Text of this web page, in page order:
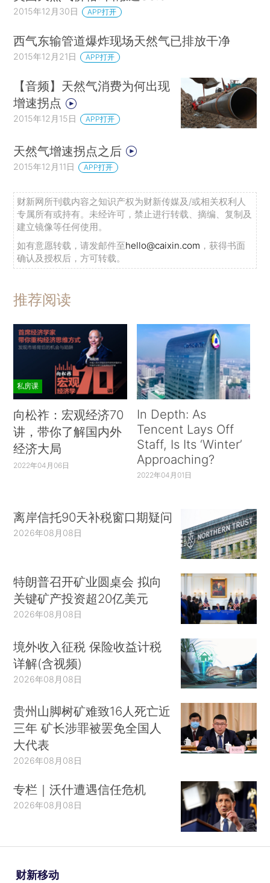
2015年12月30日 APP打开
西气东输管道爆炸现场天然气已排放干净
2015年12月21日 APP打开
【音频】天然气消费为何出现
增速拐点
2015年12月15日 APP打开
天然气增速拐点之后
2015年12月11日 APP打开
财新网所刊载内容之知识产权为财新传媒及/或相关权利人
专属所有或持有。未经许可，禁止进行转载、摘编、复制及
建立镜像等任何使用。
如有意愿转载，请发邮件至hello@caixin.com ，获得书面
确认及授权后，方可转载。
推荐阅读
私房课
向松祚：宏观经济70
讲，带你了解国内外
经济大局
2022年04月06日
In Depth: As
Tencent Lays Off
Staff, Is Its ‘Winter’
Approaching?
2022年04月01日
离岸信托90天补税窗口期疑问
2026年08月08日
特朗普召开矿业圆桌会 拟向
关键矿产投资超20亿美元
2026年08月08日
境外收入征税 保险收益计税
详解(含视频)
2026年08月08日
贵州山脚树矿难致16人死亡近
三年 矿长涉罪被罢免全国人
大代表
2026年08月08日
专栏｜沃什遭遇信任危机
2026年08月08日
财新移动